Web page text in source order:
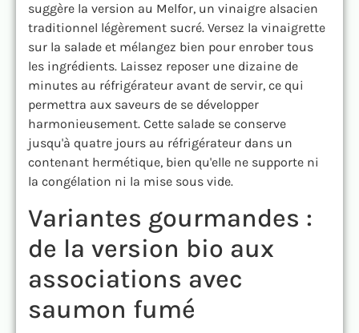
suggère la version au Melfor, un vinaigre alsacien
traditionnel légèrement sucré. Versez la vinaigrette
sur la salade et mélangez bien pour enrober tous
les ingrédients. Laissez reposer une dizaine de
minutes au réfrigérateur avant de servir, ce qui
permettra aux saveurs de se développer
harmonieusement. Cette salade se conserve
jusqu'à quatre jours au réfrigérateur dans un
contenant hermétique, bien qu'elle ne supporte ni
la congélation ni la mise sous vide.
Variantes gourmandes :
de la version bio aux
associations avec
saumon fumé